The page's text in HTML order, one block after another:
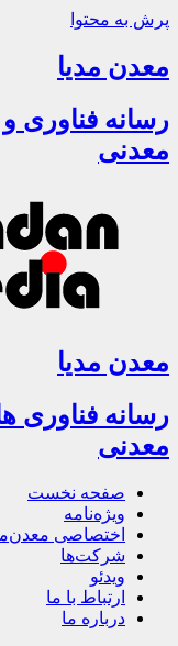
پرش به محتوا
معدن مدیا
رسانه فناوری
معدنی
معدن مدیا
رسانه فناوری
معدنی
صفحه نخست
ویژه‌نامه
اختصاصی
شرکت‌ها
ویدئو
ارتباط با ما
درباره ما